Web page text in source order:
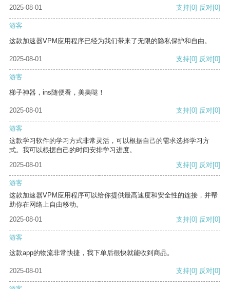
2025-08-01
支持[0] 反对[0]
游客
这款加速器VPM应用程序已经为我们带来了无限的隐私保护和自由。
2025-08-01 支持[0] 反对[0]
游客
梯子神器，ins随便看，美美哒！
2025-08-01 支持[0] 反对[0]
游客
这款学习软件的学习方式非常灵活，可以根据自己的需求选择学习方
式。我可以根据自己的时间安排学习进度。
2025-08-01
支持[0] 反对[0]
游客
这款加速器VPM应用程序可以给你提供最高速度和安全性的连接，并帮
助你在网络上自由移动。
2025-08-01
支持[0] 反对[0]
游客
这款app的物流非常快捷，我下单后很快就能收到商品。
2025-08-01 支持[0] 反对[0]